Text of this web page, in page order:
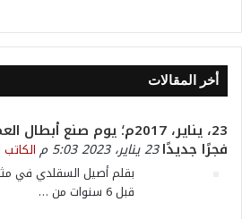
أخر المقالات
23، يناير، 2017م؛ يوم صنع
فجرًا جديدًا23 يناير، 2023 5:03 م
قبل 6 سنوات من
…